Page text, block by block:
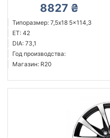
8827 ₴
Типоразмер: 7,5x18 5x114,3
ET: 42
DIA: 73,1
Год производства:
Магазин: R20